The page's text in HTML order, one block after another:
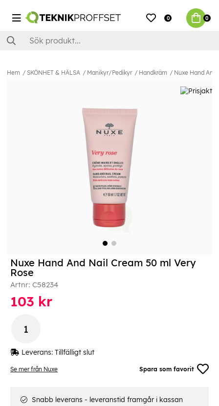
0 0
Hem SKÖNHET & HÄLSA Manikyr/Pedikyr Handkräm Nuxe Hand And
Se mer från Nuxe Spara som favorit
Nuxe Hand And Nail Cream 50 ml Very
Rose
Artnr: C58234
103 kr
Leverans: Tillfälligt slut
Snabb leverans - leveranstid framgår i kassan